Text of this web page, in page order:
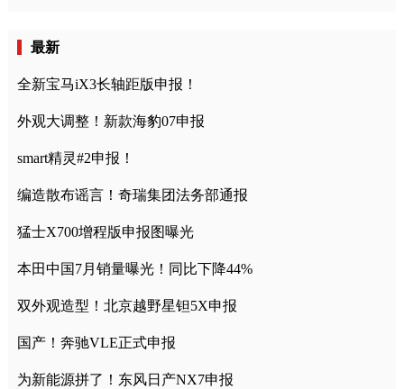
最新
全新宝马iX3长轴距版申报！
外观大调整！新款海豹07申报
smart精灵#2申报！
编造散布谣言！奇瑞集团法务部通报
猛士X700增程版申报图曝光
本田中国7月销量曝光！同比下降44%
双外观造型！北京越野星钽5X申报
国产！奔驰VLE正式申报
为新能源拼了！东风日产NX7申报